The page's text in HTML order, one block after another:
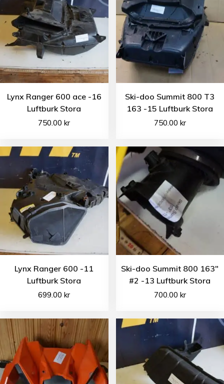
Lynx Ranger 600 ace -16
Luftburk Stora
750.00kr
Ski-doo Summit 800 T3
163 -15 Luftburk Stora
750.00 kr
Lynx Ranger 600 -11
Luftburk Stora
699.00kr
Ski-doo Summit 800 163″
#2 -13 Luftburk Stora
700.00 kr